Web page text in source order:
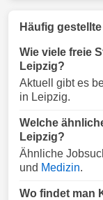
Häufig
Wie viele freie
Leipzig?
Aktuell gibt es
in Leipzig.
Welche
Leipzig?
Ähnliche
und Medizin.
Wo findet man